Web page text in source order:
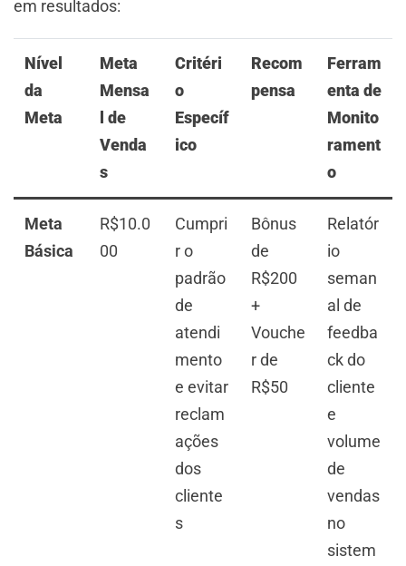
em resultados:
Nível
da
Meta
Meta
Mensa
l de
Venda
s
Critéri
o
Específ
ico
Recom
pensa
Ferram
enta de
Monito
rament
o
Meta
Básica
R$10.0
00
Cumpri
r o
padrão
de
atendi
mento
e evitar
reclam
ações
dos
cliente
s
Bônus
de
R$200
+
Vouche
r de
R$50
Relatór
io
seman
al de
feedba
ck do
cliente
e
volume
de
vendas
no
sistem